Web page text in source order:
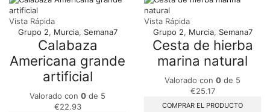
Vista Rápida
Grupo 2, Murcia, Semana7
Calabaza
Americana grande
artificial
Valorado con 0 de 5
€22.93
Vista Rápida
Grupo 2, Murcia, Semana7
Cesta de hierba
marina natural
Valorado con 0 de 5
€25.17
COMPRAR EL PRODUCTO